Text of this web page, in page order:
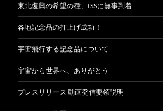
東北復興の希望の種、ISSに無事到着
各地記念品の打上げ成功！
宇宙飛行する記念品について
宇宙から世界へ、ありがとう
プレスリリース 動画発信要領説明